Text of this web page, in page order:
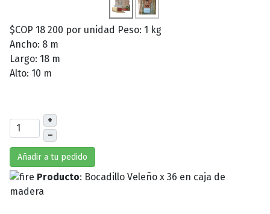
$COP 18 200 por unidad Peso: 1 kg
Ancho: 8 m
Largo: 18 m
Alto: 10 m
+
–
Añadir a tu pedido
Producto: Bocadillo Veleño x 36 en caja de
madera